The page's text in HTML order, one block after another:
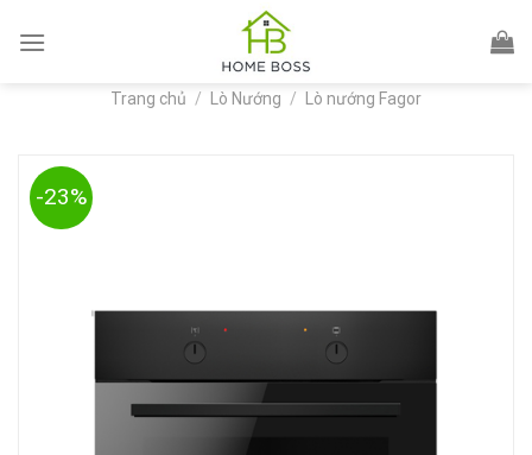
Trang chủ / Lò Nướng / Lò nướng Fagor
-23%